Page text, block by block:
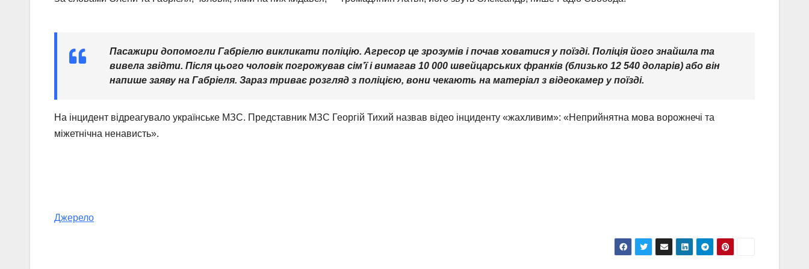
Пасажири допомогли Габріелю викликати поліцію. Агресор це зрозумів і почав ховатися у поїзді. Поліція його знайшла та
вивела звідти. Після цього чоловік погрожував сім’ї і вимагав 10 000 швейцарських франків (близько 12 540 доларів) або він
напише заяву на Габріеля. Зараз триває розгляд з поліцією, вони чекають на матеріал з відеокамер у поїзді.
На інцидент відреагувало українське МЗС. Представник МЗС Георгій Тихий назвав відео інциденту «жахливим»: «Неприйнятна мова ворожнечі та
міжетнічна ненависть».
Джерело